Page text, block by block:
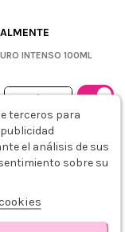
INTENSO 100ML
AZUL 5UDS
terceros para
el análisis de sus
sobre su